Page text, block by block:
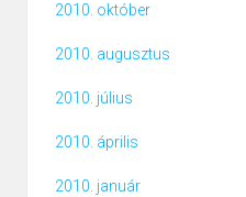
2010. október
2010. augusztus
2010. július
2010. április
2010. január